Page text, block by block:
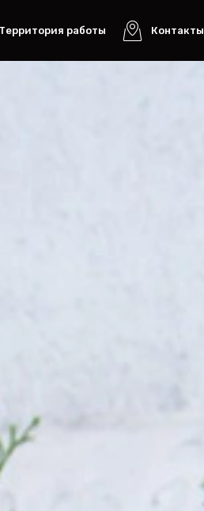
Территория работы Контакты